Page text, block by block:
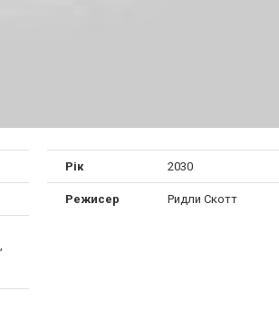
Рік 2030
Режисер Ридли Скотт